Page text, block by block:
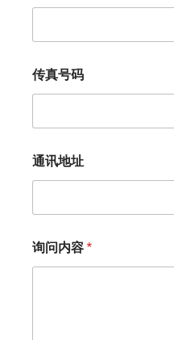
传真号码
通讯地址
询问内容*